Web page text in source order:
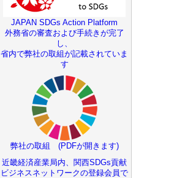
JAPAN SDGs Action Platform
外務省の審査および手続きが完了
し、
省内で弊社の取組が記載されていま
す
弊社の取組 (PDFが開きます)
近畿経済産業局内、関西SDGs貢献
ビジネスネットワークの登録会員で